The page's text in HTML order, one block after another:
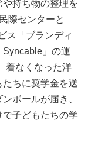
持ち物の整理を
際センターと
ス「ブランディ
Syncable」の運
着なくなった洋
ちに奨学金を送
ボールが届き、
子どもたちの学